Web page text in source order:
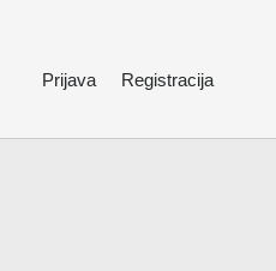
Prijava Registracija